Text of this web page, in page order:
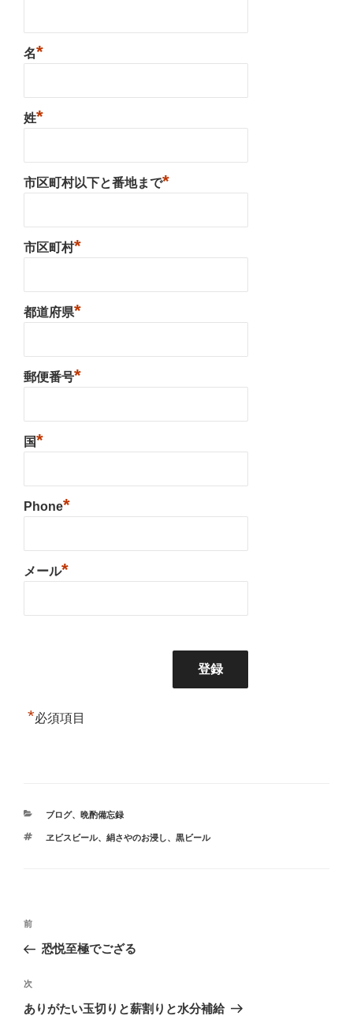
名*
姓*
市区町村以下と番地まで*
市区町村*
都道府県*
郵便番号*
国*
Phone*
メール*
*必須項目
カ
ゴ
ブログ、 晩酌備忘録
タ
ヱビスビール、 絹さやのお浸し、 黒ビール
投
ナ
ビ
ゲ
前
の
稿
前
恐悦至極でござる
次
の
次
ありがたい玉切りと薪割りと水分補給